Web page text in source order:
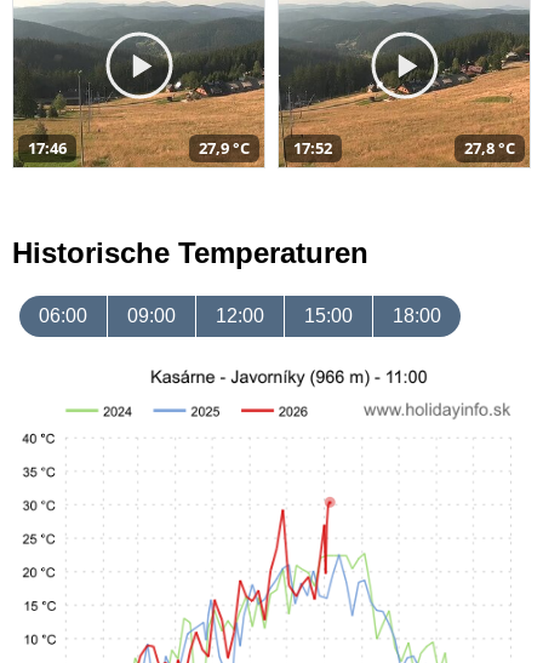
17:46 27,9 °C 17:52 27,8 °C
Historische Temperaturen
06:00 09:00 12:00 15:00 18:00